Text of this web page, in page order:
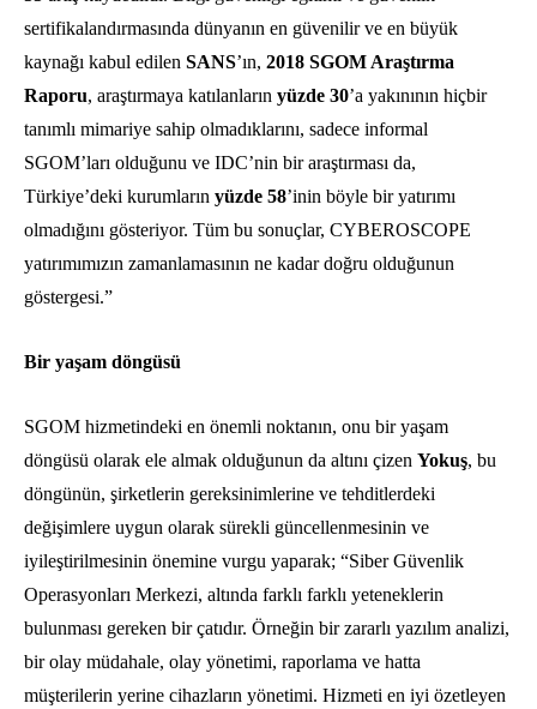
sertifikalandırmasında dünyanın en güvenilir ve en büyük
kaynağı kabul edilen SANS’ın, 2018 SGOM Araştırma
Raporu, araştırmaya katılanların yüzde 30’a yakınının hiçbir
tanımlı mimariye sahip olmadıklarını, sadece informal
SGOM’ları olduğunu ve IDC’nin bir araştırması da,
Türkiye’deki kurumların yüzde 58’inin böyle bir yatırımı
olmadığını gösteriyor. Tüm bu sonuçlar, CYBEROSCOPE
yatırımımızın zamanlamasının ne kadar doğru olduğunun
göstergesi.”
Bir yaşam döngüsü
SGOM hizmetindeki en önemli noktanın, onu bir yaşam
döngüsü olarak ele almak olduğunun da altını çizen Yokuş, bu
döngünün, şirketlerin gereksinimlerine ve tehditlerdeki
değişimlere uygun olarak sürekli güncellenmesinin ve
iyileştirilmesinin önemine vurgu yaparak; “Siber Güvenlik
Operasyonları Merkezi, altında farklı farklı yeteneklerin
bulunması gereken bir çatıdır. Örneğin bir zararlı yazılım analizi,
bir olay müdahale, olay yönetimi, raporlama ve hatta
müşterilerin yerine cihazların yönetimi. Hizmeti en iyi özetleyen